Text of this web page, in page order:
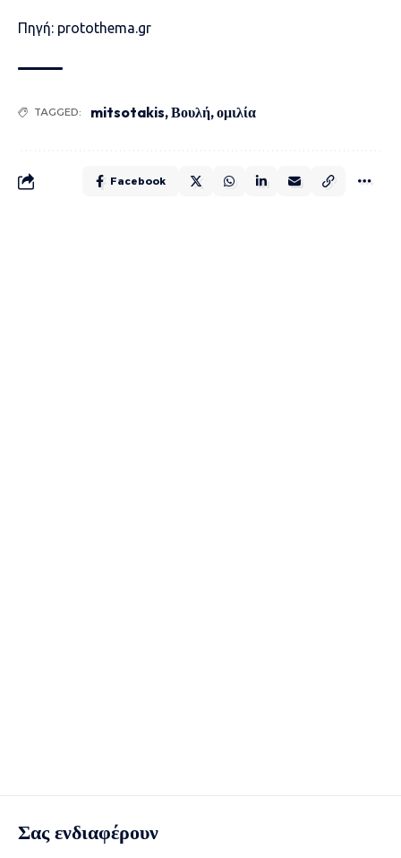
Πηγή: protothema.gr
TAGGED: mitsotakis,Βουλή,ομιλία
Facebook
Σας ενδιαφέρουν